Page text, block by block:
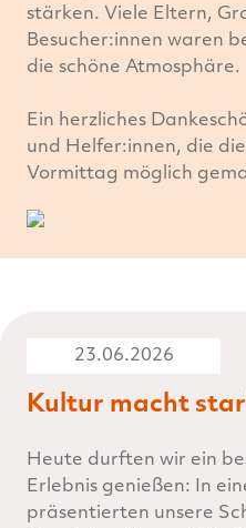
stärken. Viele Eltern,
Besucher:innen waren
die schöne Atmosphäre.
Ein herzliches
und Helfer:innen, die
Vormittag möglich
23.06.2026
Kultur macht
Heute durften wir ein
Erlebnis genießen: In
präsentierten unsere